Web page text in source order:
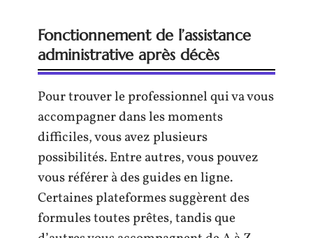
Fonctionnement de l’assistance
administrative après décès
Pour trouver le professionnel qui va vous
accompagner dans les moments
difficiles, vous avez plusieurs
possibilités. Entre autres, vous pouvez
vous référer à des guides en ligne.
Certaines plateformes suggèrent des
formules toutes prêtes, tandis que